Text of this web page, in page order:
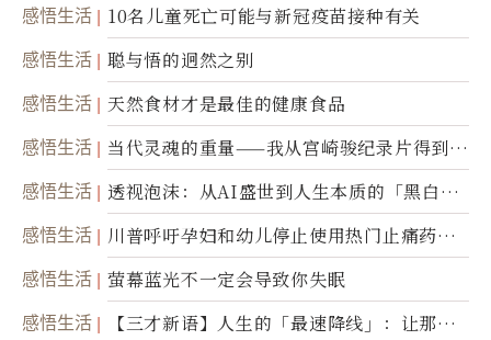
感悟生活 10名儿童死亡可能与新冠疫苗接种有关
感悟生活 聪与悟的迥然之别
感悟生活 天然食材才是最佳的健康食品
感悟生活
当代灵魂的重量——我从宫崎骏纪录片得到的
省思
感悟生活
透视泡沫：从AI盛世到人生本质的「黑白一
瞬」
感悟生活
川普呼吁孕妇和幼儿停止使用热门止痛药泰
诺
感悟生活 萤幕蓝光不一定会导致你失眠
感悟生活
【三才新语】人生的「最速降线」：让那道